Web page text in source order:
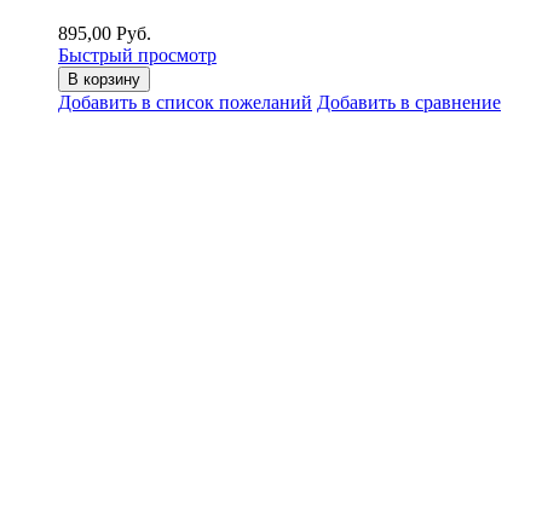
895,00 Руб.
Быстрый просмотр
В корзину
Добавить в список пожеланий Добавить в сравнение